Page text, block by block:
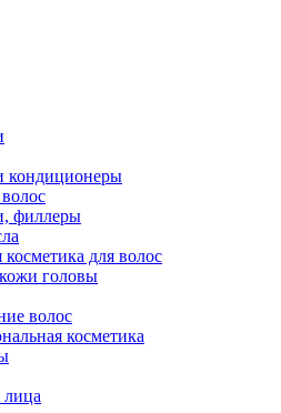
кондиционеры
филлеры
для волос
головы
волос
косметика